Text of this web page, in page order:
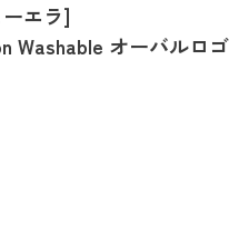
ーエラ]
Washable オーバルロゴ